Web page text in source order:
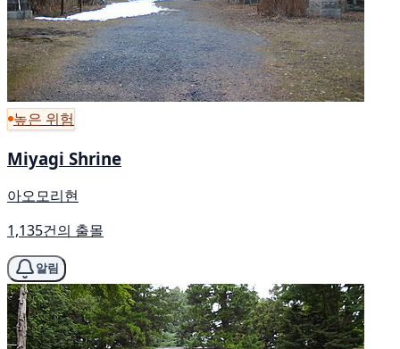
높은 위험
Miyagi Shrine
아오모리현
1,135건의 출몰
알림